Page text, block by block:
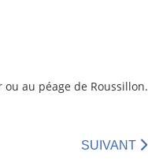
au péage de Roussillon.
SUIVANT